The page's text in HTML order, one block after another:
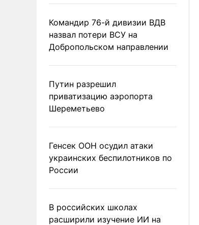
Командир 76-й дивизии ВДВ
назвал потери ВСУ на
Добропольском направлении
Путин разрешил
приватизацию аэропорта
Шереметьево
Генсек ООН осудил атаки
украинских беспилотников по
России
В российских школах
расширили изучение ИИ на